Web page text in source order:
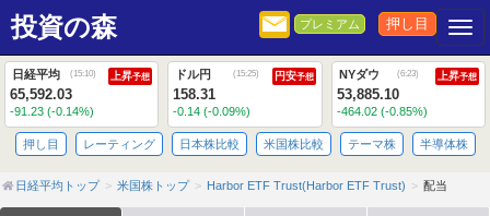
投資の森 プレミアム 押し目
日経平均 (15:10) 上昇予想
65,592.03
-91.23 (-0.14%)
ドル円 (15:25) 円安予想
158.31
-0.14 (-0.09%)
NYダウ (6:23) 上昇予想
53,885.10
-464.02 (-0.85%)
押し目 レーティング 日本株比較 米国株比較 テーマ株 半導体株
日経平均トップ 米国株トップ Harbor ETF Trust(Harbor ETF Trust) 配当